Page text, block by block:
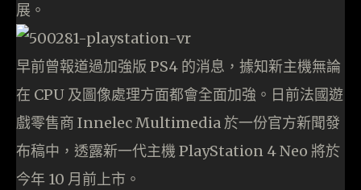
展。
早前曾報道過加強版 PS4 的消息，據知新主機無論
在 CPU 及圖像處理方面都會全面加強。日前法國遊
戲零售商 Innelec Multimedia 於一份官方新聞發
布稿中，透露新一代主機 PlayStation 4 Neo 將於
今年 10 月前上市。